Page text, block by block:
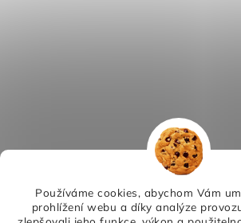
Používáme cookies, abychom Vám
prohlížení webu a díky analýze